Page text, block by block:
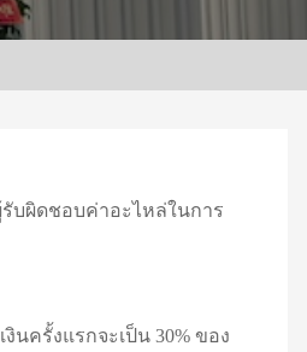
บผิดชอบค่าอะไหล่ในการ
ครั้งแรกจะเป็น 30% ของ